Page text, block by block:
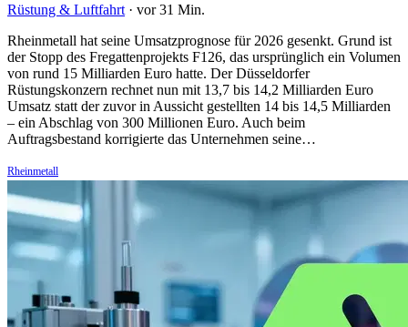
Rüstung & Luftfahrt · vor 31 Min.
Rheinmetall hat seine Umsatzprognose für 2026 gesenkt. Grund ist
der Stopp des Fregattenprojekts F126, das ursprünglich ein Volumen
von rund 15 Milliarden Euro hatte. Der Düsseldorfer
Rüstungskonzern rechnet nun mit 13,7 bis 14,2 Milliarden Euro
Umsatz statt der zuvor in Aussicht gestellten 14 bis 14,5 Milliarden
– ein Abschlag von 300 Millionen Euro. Auch beim
Auftragsbestand korrigierte das Unternehmen seine…
Rheinmetall